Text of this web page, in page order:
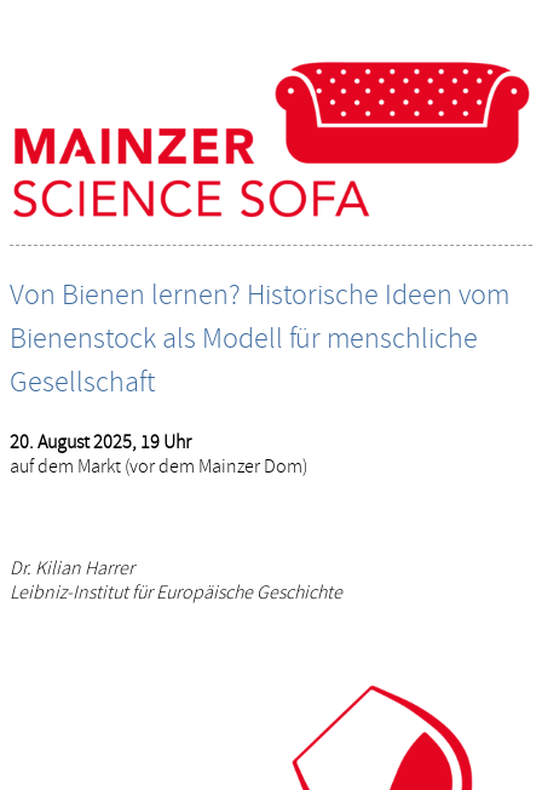
Von Bienen lernen? Historische Ideen vom
Bienenstock als Modell für menschliche
Gesellschaft
20. August 2025, 19 Uhr
auf dem Markt (vor dem Mainzer Dom)
Dr. Kilian Harrer
Leibniz-Institut für Europäische Geschichte